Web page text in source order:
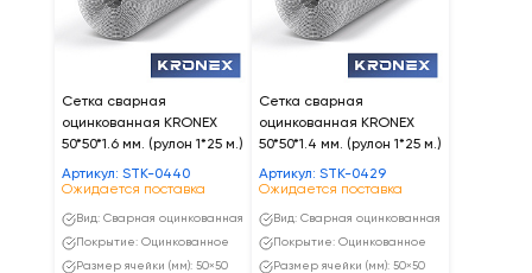
Сетка сварная
оцинкованная KRONEX
50*50*1.6 мм. (рулон 1*25 м.)
Артикул: STK-0440
Ожидается поставка
Вид: Сварная оцинкованная
Покрытие: Оцинкованное
Размер ячейки (мм): 50×50
Сетка сварная
оцинкованная KRONEX
50*50*1.4 мм. (рулон 1*25 м.)
Артикул: STK-0429
Ожидается поставка
Вид: Сварная оцинкованная
Покрытие: Оцинкованное
Размер ячейки (мм): 50×50